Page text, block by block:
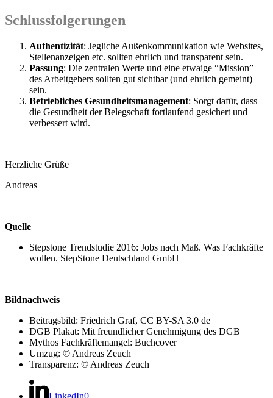
Schlussfolgerungen
Authentizität: Jegliche Außenkommunikation wie Websites,
Stellenanzeigen etc. sollten ehrlich und transparent sein.
Passung: Die zentralen Werte und eine etwaige “Mission”
des Arbeitgebers sollten gut sichtbar (und ehrlich gemeint)
sein.
Betriebliches Gesundheitsmanagement: Sorgt dafür, dass
die Gesundheit der Belegschaft fortlaufend gesichert und
verbessert wird.
Herzliche Grüße
Andreas
Quelle
Stepstone Trendstudie 2016: Jobs nach Maß. Was Fachkräfte
wollen. StepStone Deutschland GmbH
Bildnachweis
Beitragsbild: Friedrich Graf, CC BY-SA 3.0 de
DGB Plakat: Mit freundlicher Genehmigung des DGB
Mythos Fachkräftemangel: Buchcover
Umzug: © Andreas Zeuch
Transparenz: © Andreas Zeuch
LinkedIn0